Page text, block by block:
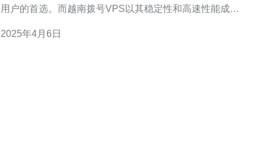
用户的首选。而越南拨号VPS以其稳定性和高速性能成为
势，帮助读者了解并选择适合自己需求的VPS服务。 越南
2025年4月6日